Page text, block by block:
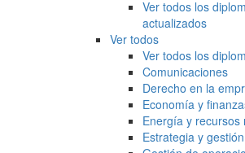
Ver todos los
actualizados
Ver todos
Ver todos los
Comunicaciones
Derecho en la
Economía y
Energía y recursos
Estrategia y gestión